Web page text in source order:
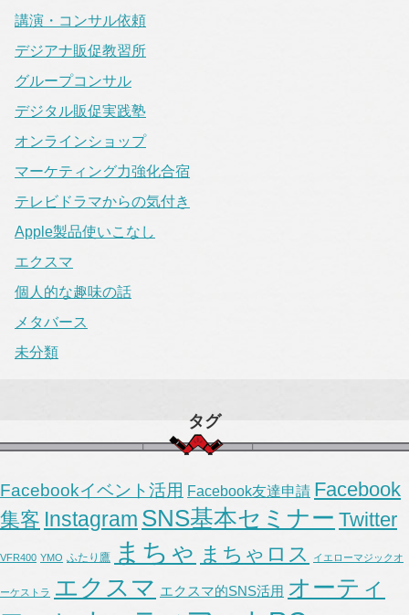
講演・コンサル依頼
デジアナ販促教習所
グループコンサル
デジタル販促実践塾
オンラインショップ
マーケティング力強化合宿
テレビドラマからの気付き
Apple製品使いこなし
エクスマ
個人的な趣味の話
メタバース
未分類
タグ
Facebookイベント活用 Facebook友達申請 Facebook
集客 Instagram SNS基本セミナー Twitter
VFR400 YMO ふたり鷹 まちゃ まちゃロス イエローマジックオ
ーケストラ エクスマ エクスマ的SNS活用 オーティ